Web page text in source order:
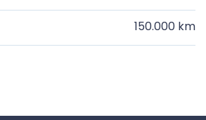
150.000 km